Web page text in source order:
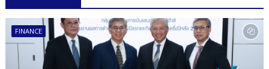
FINANCE